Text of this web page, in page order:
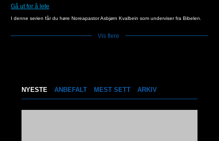
Gå ut for å lete
I denne serien får du høre Noreapastor Asbjørn Kvalbein som underviser fra Bibelen.
Vis flere ]
NYESTE ANBEFALT MEST SETT ARKIV